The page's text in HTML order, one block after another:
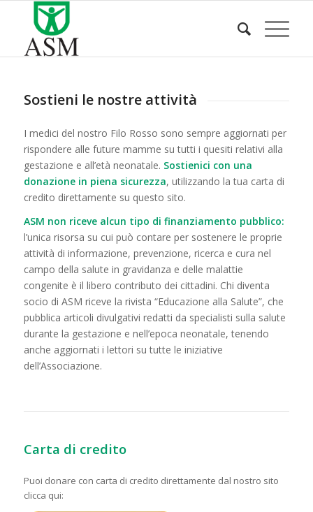
Sostieni le nostre attività
I medici del nostro Filo Rosso sono sempre aggiornati per
rispondere alle future mamme su tutti i quesiti relativi alla
gestazione e all’età neonatale. Sostienici con una
donazione in piena sicurezza, utilizzando la tua carta di
credito direttamente su questo sito.
ASM non riceve alcun tipo di finanziamento pubblico:
l’unica risorsa su cui può contare per sostenere le proprie
attività di informazione, prevenzione, ricerca e cura nel
campo della salute in gravidanza e delle malattie
congenite è il libero contributo dei cittadini. Chi diventa
socio di ASM riceve la rivista “Educazione alla Salute”, che
pubblica articoli divulgativi redatti da specialisti sulla salute
durante la gestazione e nell’epoca neonatale, tenendo
anche aggiornati i lettori su tutte le iniziative
dell’Associazione.
Carta di credito
Puoi donare con carta di credito direttamente dal nostro sito
clicca qui: